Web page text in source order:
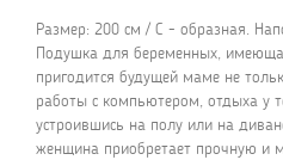
Размер: 200 см / С - образная.
Подушка для беременных,
пригодится будущей маме не
работы с компьютером, отдыха у
устроившись на полу или на
женщина приобретает прочную и